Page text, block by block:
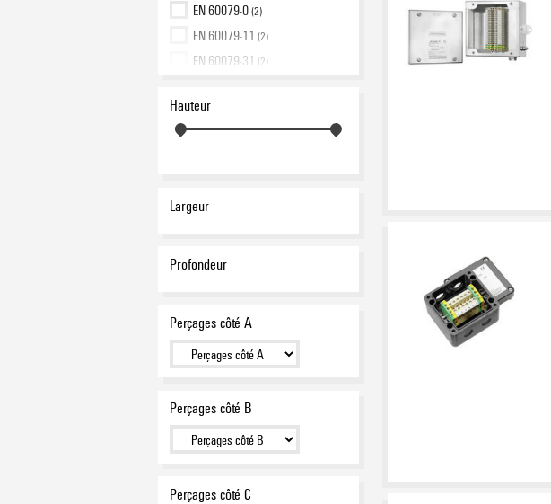
EN 60079-0(2)
EN 60079-11 (2)
EN 60079-31 (2)
IEC 60079-0
IEC 60079-11
Hauteur
Largeur
Profondeur
Perçages côté A
Perçages côté B
Perçages côté C